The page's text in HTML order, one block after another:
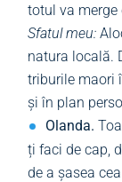
totul va merge
Sfatul meu:
natura locală.
triburile maori
și în plan
Olanda.
ți faci de cap,
de a șasea